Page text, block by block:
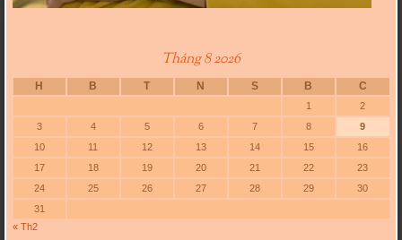
Tháng 8 2026
H B T N S B C
1
2
3
4 5 6 7 8
9
10
11 12 13 14 15
16
17
18 19 20 21 22
23
24
25 26 27 28 29
30
31
« Th2